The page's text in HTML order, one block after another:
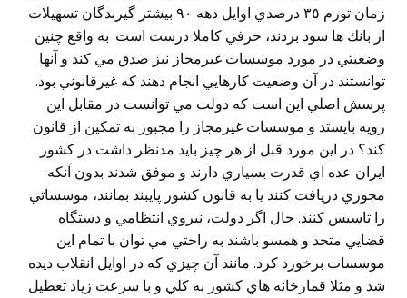
زمان تورم ٣٥ درصدي اوايل دهه ٩٠ بيشتر گيرندگان تسهيلات
از بانك ها سود بردند، حرفي كاملا درست است. به واقع چنين
وضعيتي در مورد موسسات غيرمجاز نيز صدق مي كند و آنها
توانستند در آن وضعيت كارهايي انجام دهند كه غيرقانوني بود.
پرسش اصلي اين است كه دولت مي توانست در مقابل اين
رويه بايستد و موسسات غيرمجاز را مجبور به تمكين از قانون
كند؟ در اين مورد قبل از هر چيز بايد مدنظر داشت در كشور
ايران عده اي قدرت بسياري دارند و موفق شدند بدون آنكه
مجوزي دريافت كنند يا به قانون كشور پايبند بمانند، موسساتي
را تاسيس كنند. حال اگر دولت، نيروي انتظامي و دستگاه
قضايي متحد و همسو باشند به راحتي مي توان با تمام اين
موسسات برخورد كرد. مانند آن چيزي كه در اوايل انقلاب ديده
شد و مثلا قمارخانه هاي كشور به كلي و با سرعت زياد تعطيل